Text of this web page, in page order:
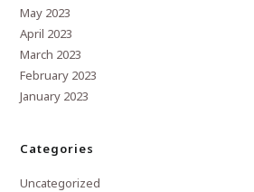
May 2023
April 2023
March 2023
February 2023
January 2023
Categories
Uncategorized